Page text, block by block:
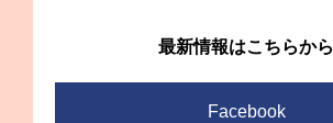
最新情報はこちらから
Facebook